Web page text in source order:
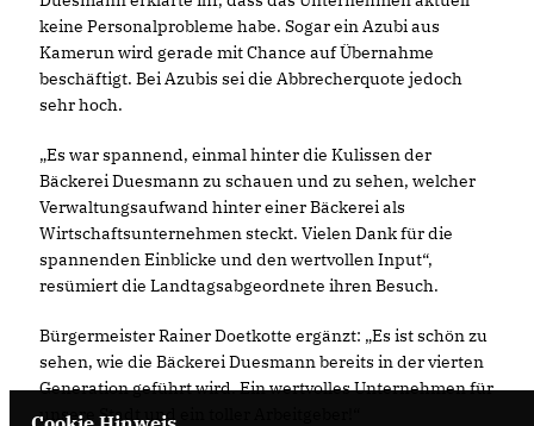
keine Personalprobleme habe. Sogar ein Azubi aus
Kamerun wird gerade mit Chance auf Übernahme
beschäftigt. Bei Azubis sei die Abbrecherquote jedoch
sehr hoch.
Es war spannend, einmal hinter die Kulissen der
Bäckerei Duesmann zu schauen und zu sehen, welcher
Verwaltungsaufwand hinter einer Bäckerei als
Wirtschaftsunternehmen steckt. Vielen Dank für die
spannenden Einblicke und den wertvollen Input“,
resümiert die Landtagsabgeordnete ihren Besuch.
Bürgermeister Rainer Doetkotte ergänzt: „Es ist schön zu
sehen, wie die Bäckerei Duesmann bereits in der vierten
Generation geführt wird. Ein wertvolles Unternehmen für
unsere Stadt und ein toller Arbeitgeber!“